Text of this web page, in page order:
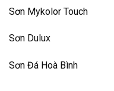
Sơn Mykolor Touch
Sơn Dulux
Sơn Đá Hoà Bình